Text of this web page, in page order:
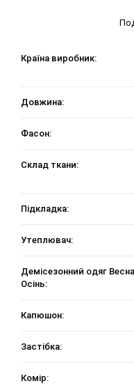
Країна виробник:
Довжина:
Фасон:
Склад ткани:
Підкладка:
Утеплювач:
Демісезонний одяг
Осінь:
Капюшон:
Застібка:
Комір: